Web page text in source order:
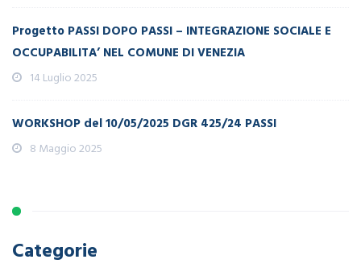
Progetto PASSI DOPO PASSI – INTEGRAZIONE SOCIALE E
OCCUPABILITA’ NEL COMUNE DI VENEZIA
14 Luglio 2025
WORKSHOP del 10/05/2025 DGR 425/24 PASSI
8 Maggio 2025
Categorie